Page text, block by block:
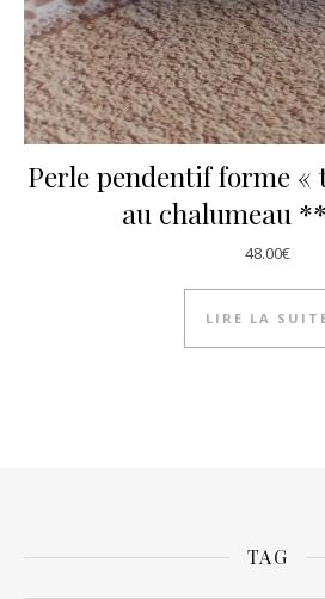
Perle pendentif forme «
au chalumeau
48.00€
LIRE LA
TAG